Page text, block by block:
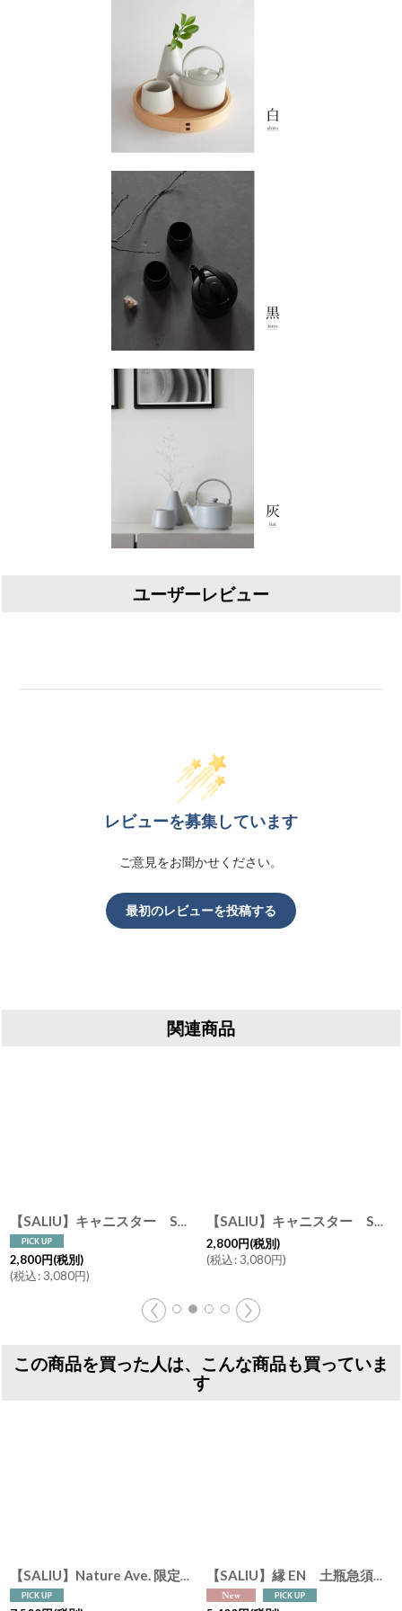
ユーザーレビュー
レビューを募集しています
ご意見をお聞かせください。
最初のレビューを投稿する
関連商品
[3002] [ [
1,600円
(税込:1,760円
【SALIU】YAMASAKURA 茶敷 円 山桜 丸 茶托 小皿 木製 天然木 日本製 LOLO ロロ
1,100円(税別)
(税込 :1,210円
この商品を買った人は、こんな商品も買っていま
す
【SALIU】Nature Ave. 限定カラー 薄墨 結 YUI 土瓶 急須 600ml 日本製 【SALIU】縁 EN 土瓶急須 400ml 日本製 美濃焼 ( 白・黒・灰 )